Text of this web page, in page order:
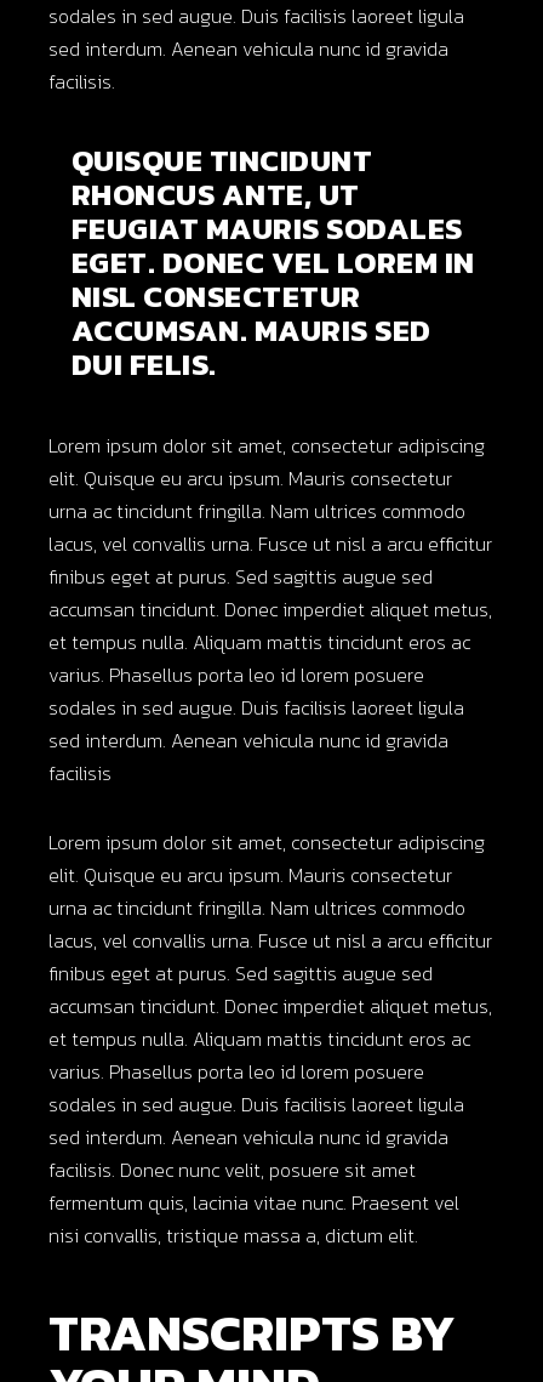
sodales in sed augue. Duis facilisis laoreet ligula
sed interdum. Aenean vehicula nunc id gravida
facilisis.
QUISQUE TINCIDUNT
RHONCUS ANTE, UT
FEUGIAT MAURIS SODALES
EGET. DONEC VEL LOREM IN
NISL CONSECTETUR
ACCUMSAN. MAURIS SED
DUI FELIS.
Lorem ipsum dolor sit amet, consectetur adipiscing
elit. Quisque eu arcu ipsum. Mauris consectetur
urna ac tincidunt fringilla. Nam ultrices commodo
lacus, vel convallis urna. Fusce ut nisl a arcu efficitur
finibus eget at purus. Sed sagittis augue sed
accumsan tincidunt. Donec imperdiet aliquet metus,
et tempus nulla. Aliquam mattis tincidunt eros ac
varius. Phasellus porta leo id lorem posuere
sodales in sed augue. Duis facilisis laoreet ligula
sed interdum. Aenean vehicula nunc id gravida
facilisis
Lorem ipsum dolor sit amet, consectetur adipiscing
elit. Quisque eu arcu ipsum. Mauris consectetur
urna ac tincidunt fringilla. Nam ultrices commodo
lacus, vel convallis urna. Fusce ut nisl a arcu efficitur
finibus eget at purus. Sed sagittis augue sed
accumsan tincidunt. Donec imperdiet aliquet metus,
et tempus nulla. Aliquam mattis tincidunt eros ac
varius. Phasellus porta leo id lorem posuere
sodales in sed augue. Duis facilisis laoreet ligula
sed interdum. Aenean vehicula nunc id gravida
facilisis. Donec nunc velit, posuere sit amet
fermentum quis, lacinia vitae nunc. Praesent vel
nisi convallis, tristique massa a, dictum elit.
TRANSCRIPTS BY